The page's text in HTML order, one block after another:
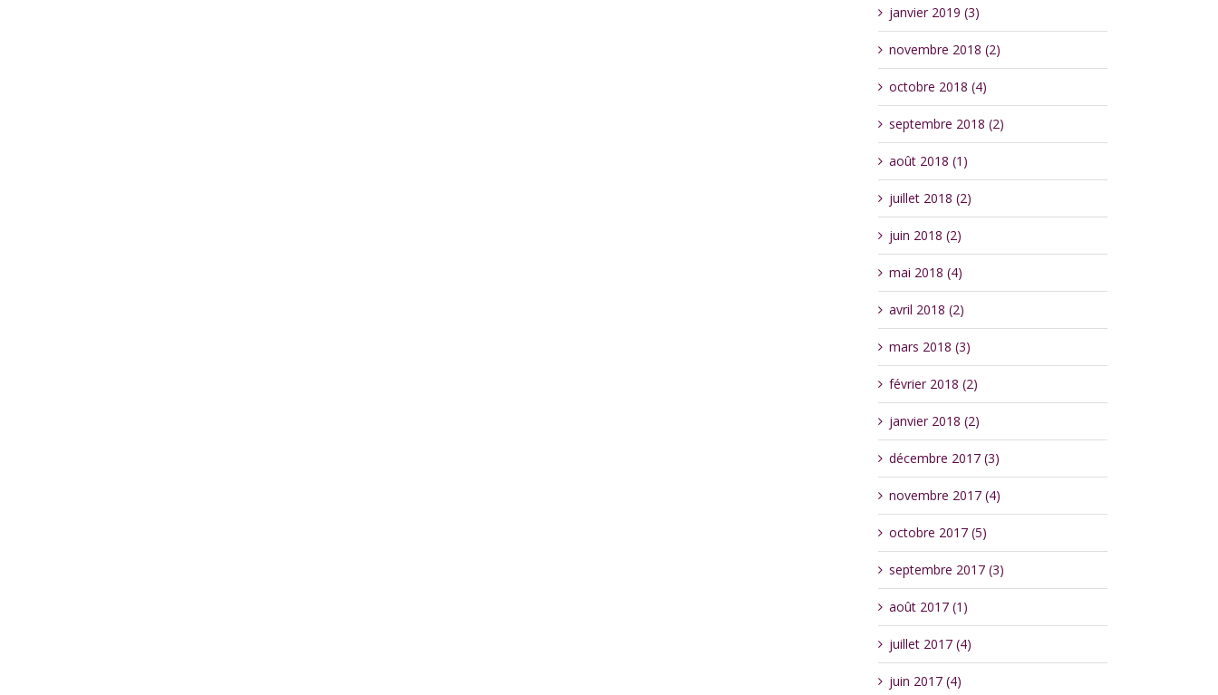
janvier 2019 (3)
novembre 2018 (2)
octobre 2018 (4)
septembre 2018 (2)
août 2018 (1)
juillet 2018 (2)
juin 2018 (2)
mai 2018 (4)
avril 2018 (2)
mars 2018 (3)
février 2018 (2)
janvier 2018 (2)
décembre 2017 (3)
novembre 2017 (4)
octobre 2017 (5)
septembre 2017 (3)
août 2017 (1)
juillet 2017 (4)
juin 2017 (4)